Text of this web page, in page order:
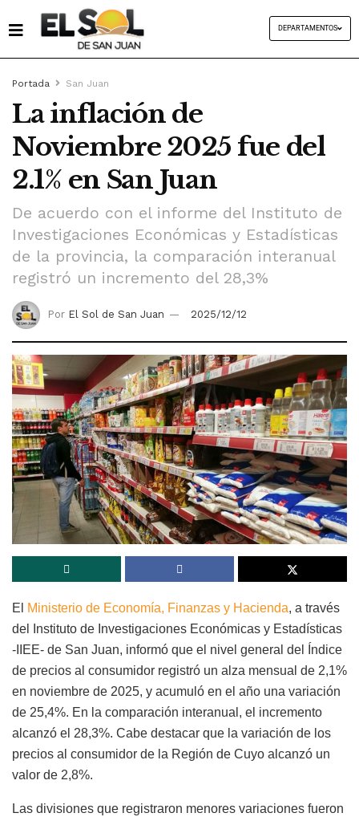
DEPARTAMENTOS
Portada San Juan
La inflación de
Noviembre 2025 fue del
2.1% en San Juan
De acuerdo con el informe del Instituto de
Investigaciones Económicas y Estadísticas
de la provincia, la comparación interanual
registró un incremento del 28,3%
Por El Sol de San Juan 2025/12/12
El Ministerio de Economía, Finanzas y Hacienda, a través
del Instituto de Investigaciones Económicas y Estadísticas
-IIEE- de San Juan, informó que el nivel general del Índice
de precios al consumidor registró un alza mensual de 2,1%
en noviembre de 2025, y acumuló en el año una variación
de 25,4%. En la comparación interanual, el incremento
alcanzó el 28,3%. Cabe destacar que la variación de los
precios al consumidor de la Región de Cuyo alcanzó un
valor de 2,8%.
Las divisiones que registraron menores variaciones fueron